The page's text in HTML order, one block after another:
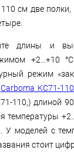
см две
длины и
+2...+10
режим
Carboma KC71-
110,) длиной
температуры
У моделей с
стоит